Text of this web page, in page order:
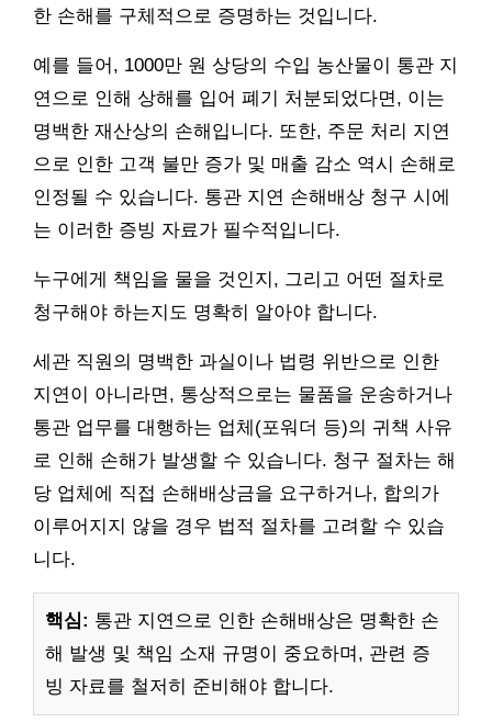
한 손해를 구체적으로 증명하는 것입니다.
예를 들어, 1000만 원 상당의 수입 농산물이 통관 지
연으로 인해 상해를 입어 폐기 처분되었다면, 이는
명백한 재산상의 손해입니다. 또한, 주문 처리 지연
으로 인한 고객 불만 증가 및 매출 감소 역시 손해로
인정될 수 있습니다. 통관 지연 손해배상 청구 시에
는 이러한 증빙 자료가 필수적입니다.
누구에게 책임을 물을 것인지, 그리고 어떤 절차로
청구해야 하는지도 명확히 알아야 합니다.
세관 직원의 명백한 과실이나 법령 위반으로 인한
지연이 아니라면, 통상적으로는 물품을 운송하거나
통관 업무를 대행하는 업체(포워더 등)의 귀책 사유
로 인해 손해가 발생할 수 있습니다. 청구 절차는 해
당 업체에 직접 손해배상금을 요구하거나, 합의가
이루어지지 않을 경우 법적 절차를 고려할 수 있습
니다.
핵심: 통관 지연으로 인한 손해배상은 명확한 손
해 발생 및 책임 소재 규명이 중요하며, 관련 증
빙 자료를 철저히 준비해야 합니다.